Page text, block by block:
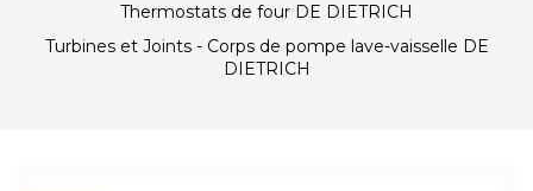
Thermostats de four DE DIETRICH
Turbines et Joints - Corps de pompe lave-vaisselle DE
DIETRICH